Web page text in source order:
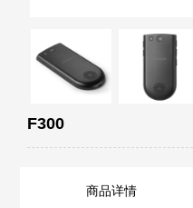
F300
商品详情